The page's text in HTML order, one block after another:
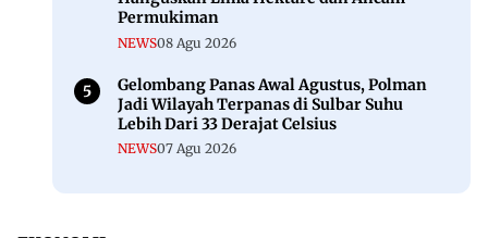
Permukiman
NEWS08 Agu 2026
Gelombang Panas Awal Agustus, Polman
Jadi Wilayah Terpanas di Sulbar Suhu
Lebih Dari 33 Derajat Celsius
NEWS07 Agu 2026